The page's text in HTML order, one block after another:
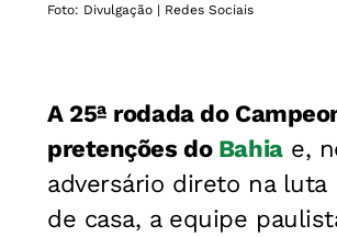
Foto: Divulgação | Redes Sociais
A 25ª rodada do
pretenções do Bahiae,
adversário direto na luta
de casa, a equipe